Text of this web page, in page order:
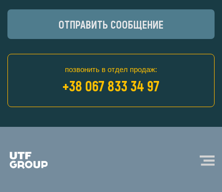
ОТПРАВИТЬ СООБЩЕНИЕ
позвонить в отдел продаж:
+38 067 833 34 97